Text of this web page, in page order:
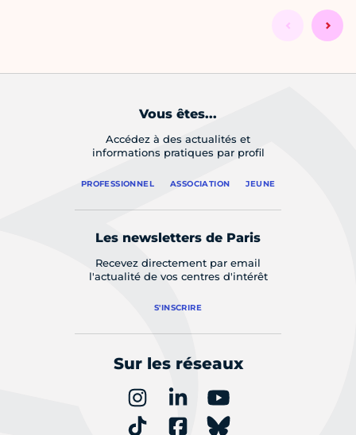
Vous êtes...
Accédez à des actualités et
informations pratiques par profil
PROFESSIONNEL ASSOCIATION JEUNE
Les newsletters de Paris
Recevez directement par email
l'actualité de vos centres d'intérêt
S'INSCRIRE
Sur les réseaux